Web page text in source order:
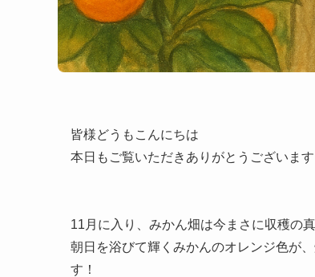
皆様どうもこんにちは
本日もご覧いただきありがとうございま
11月に入り、みかん畑は今まさに収穫の
朝日を浴びて輝くみかんのオレンジ色が
す！